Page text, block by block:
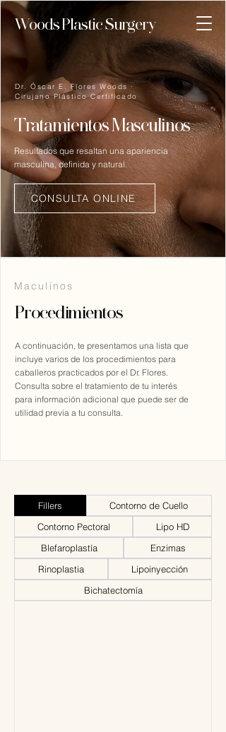
Woods Plastic Surgery
Dr. Óscar E. Flores Woods ·
Cirujano Plástico Certificado
Tratamientos Masculinos
Resultados que resaltan una apariencia
masculina, definida y natural.
CONSULTA ONLINE
Maculinos
Procedimientos
A continuación, te presentamos una lista que
incluye varios de los procedimientos para
caballeros practicados por el Dr. Flores.
Consulta sobre el tratamiento de tu interés
para información adicional que puede ser de
utilidad previa a tu consulta.
Fillers
Contorno de Cuello
Contorno Pectoral
Lipo HD
Blefaroplastía
Enzimas
Rinoplastia
Lipoinyección
Bichatectomía